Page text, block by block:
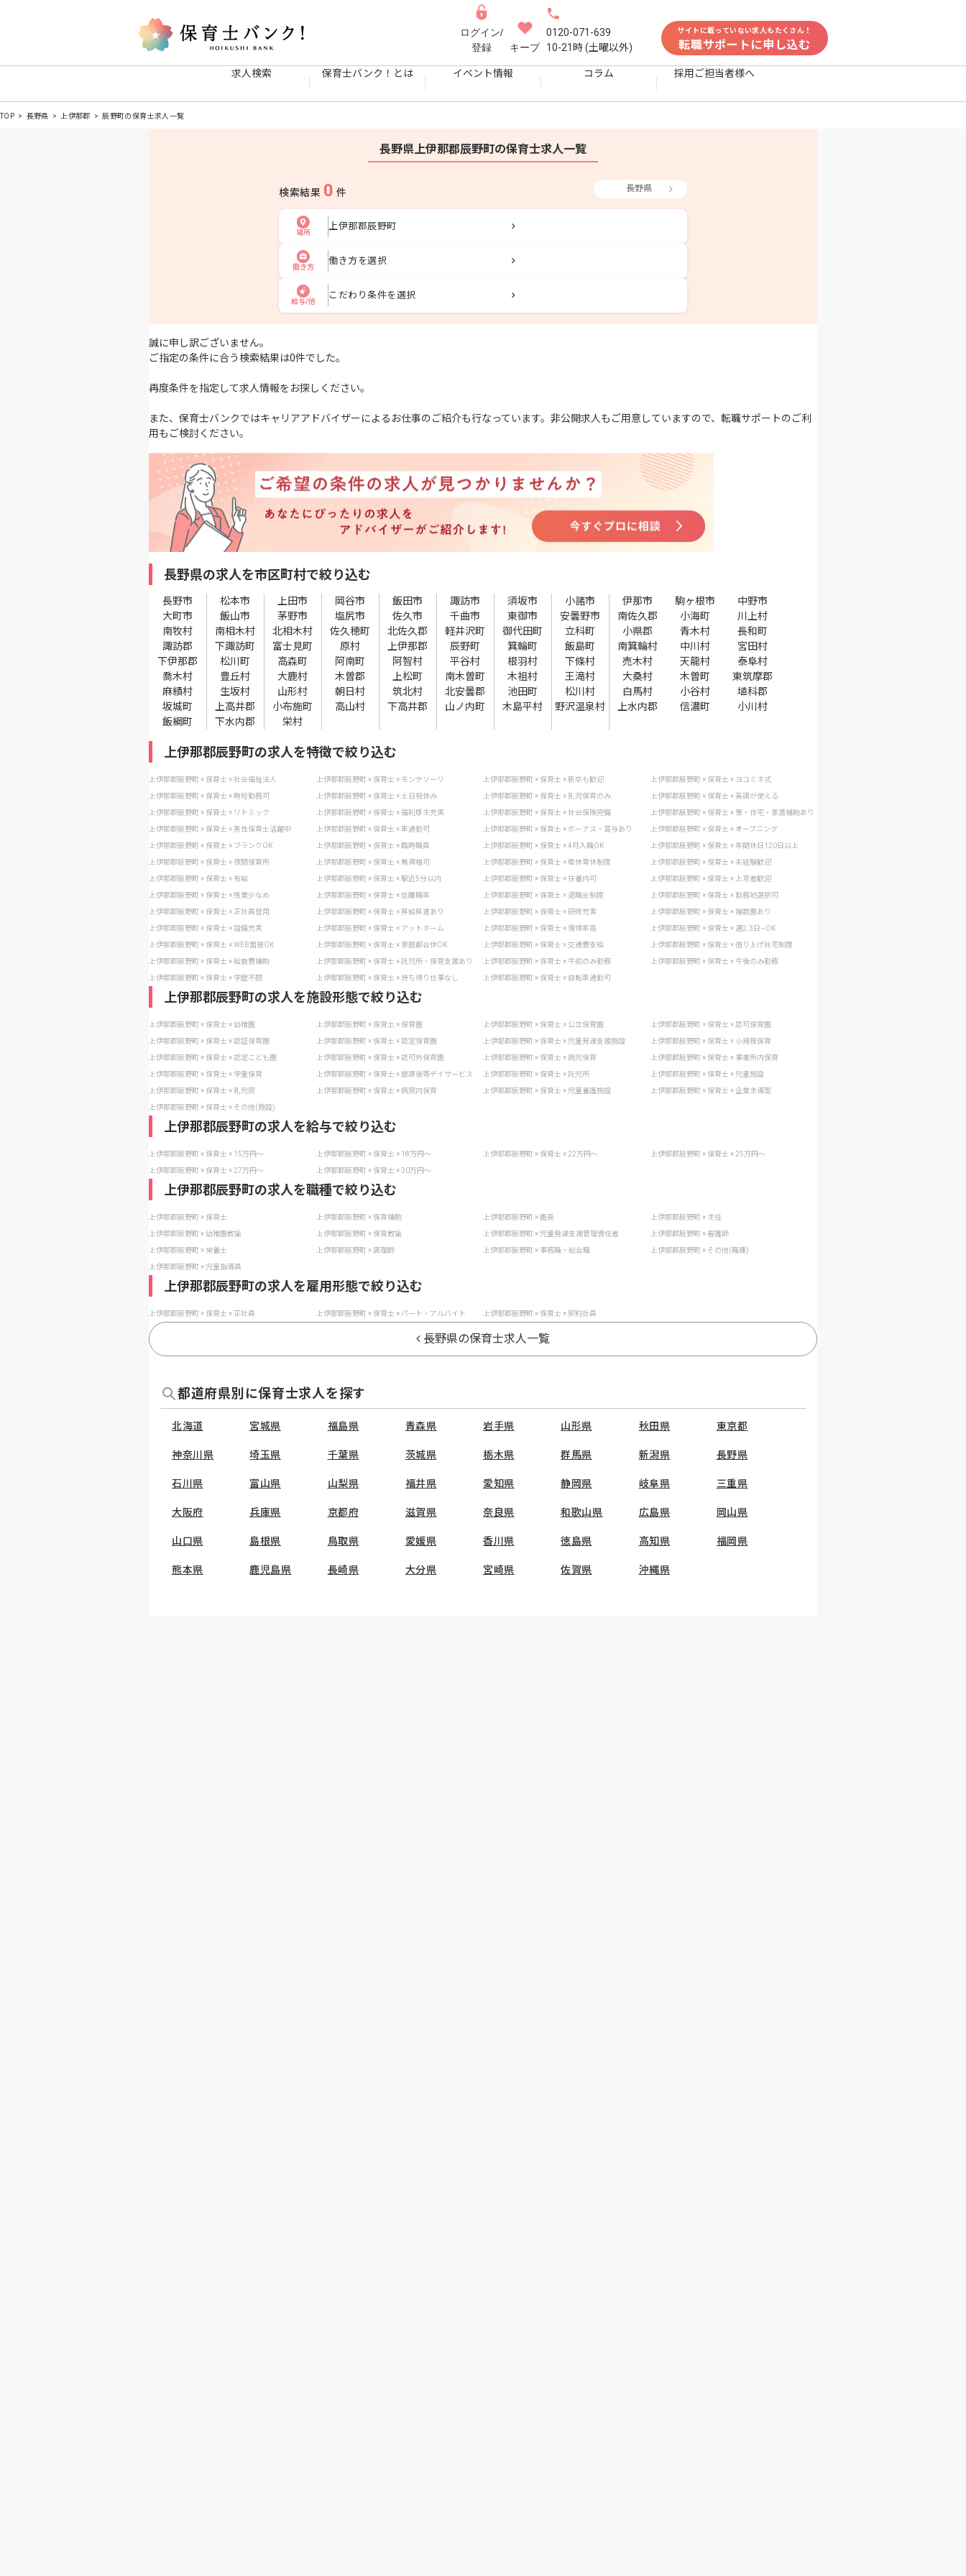
ログイン/
登録
キープ
0120-071-639
10-21時 (土曜以外)
サイトに載っていない求人もたくさん！
転職サポートに申し込む
求人検索 保育士バンク！とは イベント情報 コラム 採用ご担当者様へ
TOP 長野県 上伊那郡 辰野町の保育士求人一覧
長野県上伊那郡辰野町の保育士求人一覧
検索結果 0 件 長野県
場所
上伊那郡辰野町
働き方
働き方を選択
給与/他
こだわり条件を選択
誠に申し訳ございません。
ご指定の条件に合う検索結果は0件でした。
再度条件を指定して求人情報をお探しください。
また、保育士バンクではキャリアアドバイザーによるお仕事のご紹介も行なっています。非公開求人もご用意していますので、転職サポートのご利
用もご検討ください。
長野県の求人を市区町村で絞り込む
長野市 松本市 上田市 岡谷市 飯田市 諏訪市 須坂市 小諸市 伊那市 駒ヶ根市
中野市
大町市
飯山市 茅野市 塩尻市 佐久市 千曲市 東御市 安曇野市 南佐久郡 小海町
川上村
南牧村
南相木村 北相木村 佐久穂町 北佐久郡 軽井沢町 御代田町 立科町 小県郡 青木村
長和町
諏訪郡
下諏訪町 富士見町 原村 上伊那郡 辰野町 箕輪町 飯島町 南箕輪村 中川村
宮田村
下伊那郡
松川町 高森町 阿南町 阿智村 平谷村 根羽村 下條村 売木村 天龍村
泰阜村
喬木村
豊丘村 大鹿村 木曽郡 上松町 南木曽町 木祖村 王滝村 大桑村 木曽町
東筑摩郡
麻績村
生坂村 山形村 朝日村 筑北村 北安曇郡 池田町 松川村 白馬村 小谷村
埴科郡
坂城町
上高井郡 小布施町 高山村 下高井郡 山ノ内町 木島平村 野沢温泉村 上水内郡 信濃町
小川村
飯綱町
下水内郡 栄村
上伊那郡辰野町の求人を特徴で絞り込む
上伊那郡辰野町 × 保育士 × 社会福祉法人 上伊那郡辰野町 × 保育士 × モンテソーリ 上伊那郡辰野町 × 保育士 × 新卒も歓迎 上伊那郡辰野町 × 保育士 × ヨコミネ式
上伊那郡辰野町 × 保育士 × 時短勤務可 上伊那郡辰野町 × 保育士 × 土日祝休み 上伊那郡辰野町 × 保育士 × 乳児保育のみ 上伊那郡辰野町 × 保育士 × 英語が使える
上伊那郡辰野町 × 保育士 × リトミック 上伊那郡辰野町 × 保育士 × 福利厚生充実 上伊那郡辰野町 × 保育士 × 社会保険完備 上伊那郡辰野町 × 保育士 × 寮・住宅・家賃補助あり
上伊那郡辰野町 × 保育士 × 男性保育士活躍中 上伊那郡辰野町 × 保育士 × 車通勤可 上伊那郡辰野町 × 保育士 × ボーナス・賞与あり 上伊那郡辰野町 × 保育士 × オープニング
上伊那郡辰野町 × 保育士 × ブランクOK 上伊那郡辰野町 × 保育士 × 臨時職員 上伊那郡辰野町 × 保育士 × 4月入職OK 上伊那郡辰野町 × 保育士 × 年間休日120日以上
上伊那郡辰野町 × 保育士 × 夜間保育所 上伊那郡辰野町 × 保育士 × 無資格可 上伊那郡辰野町 × 保育士 × 産休育休制度 上伊那郡辰野町 × 保育士 × 未経験歓迎
上伊那郡辰野町 × 保育士 × 有給 上伊那郡辰野町 × 保育士 × 駅近5分以内 上伊那郡辰野町 × 保育士 × 扶養内可 上伊那郡辰野町 × 保育士 × 上京者歓迎
上伊那郡辰野町 × 保育士 × 残業少なめ 上伊那郡辰野町 × 保育士 × 低離職率 上伊那郡辰野町 × 保育士 × 退職金制度 上伊那郡辰野町 × 保育士 × 勤務地選択可
上伊那郡辰野町 × 保育士 × 正社員登用 上伊那郡辰野町 × 保育士 × 昇給昇進あり 上伊那郡辰野町 × 保育士 × 研修充実 上伊那郡辰野町 × 保育士 × 複数園あり
上伊那郡辰野町 × 保育士 × 設備充実 上伊那郡辰野町 × 保育士 × アットホーム 上伊那郡辰野町 × 保育士 × 復帰率高 上伊那郡辰野町 × 保育士 × 週2.3日~OK
上伊那郡辰野町 × 保育士 × WEB面接OK 上伊那郡辰野町 × 保育士 × 家庭都合休OK 上伊那郡辰野町 × 保育士 × 交通費支給 上伊那郡辰野町 × 保育士 × 借り上げ社宅制度
上伊那郡辰野町 × 保育士 × 給食費補助 上伊那郡辰野町 × 保育士 × 託児所・保育支援あり 上伊那郡辰野町 × 保育士 × 午前のみ勤務 上伊那郡辰野町 × 保育士 × 午後のみ勤務
上伊那郡辰野町 × 保育士 × 学歴不問 上伊那郡辰野町 × 保育士 × 持ち帰り仕事なし 上伊那郡辰野町 × 保育士 × 自転車通勤可
上伊那郡辰野町の求人を施設形態で絞り込む
上伊那郡辰野町 × 保育士 × 幼稚園 上伊那郡辰野町 × 保育士 × 保育園 上伊那郡辰野町 × 保育士 × 公立保育園 上伊那郡辰野町 × 保育士 × 認可保育園
上伊那郡辰野町 × 保育士 × 認証保育園 上伊那郡辰野町 × 保育士 × 認定保育園 上伊那郡辰野町 × 保育士 × 児童発達支援施設 上伊那郡辰野町 × 保育士 × 小規模保育
上伊那郡辰野町 × 保育士 × 認定こども園 上伊那郡辰野町 × 保育士 × 認可外保育園 上伊那郡辰野町 × 保育士 × 病児保育 上伊那郡辰野町 × 保育士 × 事業所内保育
上伊那郡辰野町 × 保育士 × 学童保育 上伊那郡辰野町 × 保育士 × 放課後等デイサービス 上伊那郡辰野町 × 保育士 × 託児所 上伊那郡辰野町 × 保育士 × 児童施設
上伊那郡辰野町 × 保育士 × 乳児院 上伊那郡辰野町 × 保育士 × 病院内保育 上伊那郡辰野町 × 保育士 × 児童養護施設 上伊那郡辰野町 × 保育士 × 企業主導型
上伊那郡辰野町 × 保育士 × その他(施設)
上伊那郡辰野町の求人を給与で絞り込む
上伊那郡辰野町 × 保育士 × 15万円〜 上伊那郡辰野町 × 保育士 × 18万円〜 上伊那郡辰野町 × 保育士 × 22万円〜 上伊那郡辰野町 × 保育士 × 25万円〜
上伊那郡辰野町 × 保育士 × 27万円〜 上伊那郡辰野町 × 保育士 × 30万円〜
上伊那郡辰野町の求人を職種で絞り込む
上伊那郡辰野町 × 保育士 上伊那郡辰野町 × 保育補助 上伊那郡辰野町 × 園長 上伊那郡辰野町 × 主任
上伊那郡辰野町 × 幼稚園教諭 上伊那郡辰野町 × 保育教諭 上伊那郡辰野町 × 児童発達支援管理責任者 上伊那郡辰野町 × 看護師
上伊那郡辰野町 × 栄養士 上伊那郡辰野町 × 調理師 上伊那郡辰野町 × 事務職・総合職 上伊那郡辰野町 × その他(職種)
上伊那郡辰野町 × 児童指導員
上伊那郡辰野町の求人を雇用形態で絞り込む
上伊那郡辰野町 × 保育士 × 正社員 上伊那郡辰野町 × 保育士 × パート・アルバイト 上伊那郡辰野町 × 保育士 × 契約社員
長野県の保育士求人一覧
都道府県別に保育士求人を探す
北海道 宮城県 福島県 青森県 岩手県 山形県 秋田県 東京都
神奈川県 埼玉県 千葉県 茨城県 栃木県 群馬県 新潟県 長野県
石川県 富山県 山梨県 福井県 愛知県 静岡県 岐阜県 三重県
大阪府 兵庫県 京都府 滋賀県 奈良県 和歌山県 広島県 岡山県
山口県 島根県 鳥取県 愛媛県 香川県 徳島県 高知県 福岡県
熊本県 鹿児島県 長崎県 大分県 宮崎県 佐賀県 沖縄県